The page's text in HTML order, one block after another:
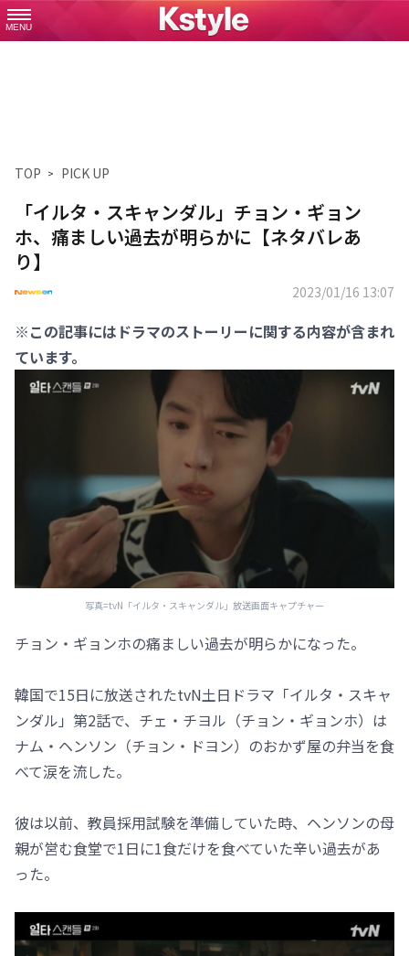
MENU
TOP PICK UP
「イルタ・スキャンダル」チョン・ギョン
ホ、痛ましい過去が明らかに【ネタバレあ
り】
2023/01/16 13:07
※この記事にはドラマのストーリーに関する内容が含まれ
ています。
写真=tvN「イルタ・スキャンダル」放送画面キャプチャー
チョン・ギョンホの痛ましい過去が明らかになった。
韓国で15日に放送されたtvN土日ドラマ「イルタ・スキャ
ンダル」第2話で、チェ・チヨル（チョン・ギョンホ）は
ナム・ヘンソン（チョン・ドヨン）のおかず屋の弁当を食
べて涙を流した。
彼は以前、教員採用試験を準備していた時、ヘンソンの母
親が営む食堂で1日に1食だけを食べていた辛い過去があ
った。